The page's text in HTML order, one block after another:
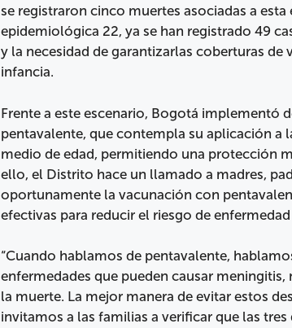
se registraron cinco muertes asociadas a
epidemiológica 22, ya se han registrado 49
y la necesidad de garantizarlas coberturas
infancia.
Frente a este escenario, Bogotá implementó
pentavalente, que contempla su aplicación a
medio de edad, permitiendo una protección
ello, el Distrito hace un llamado a madres,
oportunamente la vacunación con
efectivas para reducir el riesgo de
“Cuando hablamos de pentavalente,
enfermedades que pueden causar
la muerte. La mejor manera de evitar estos
invitamos a las familias a verificar que las